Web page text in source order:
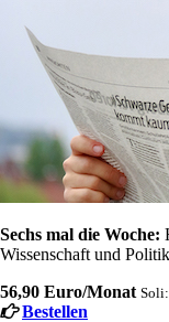
Sechs mal die Woche:
Wissenschaft und
56,90 Euro/Monat
Bestellen